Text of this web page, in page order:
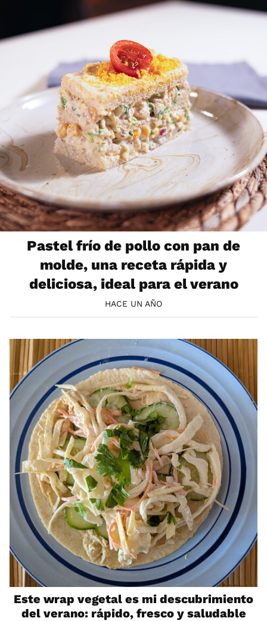
Pastel frío de pollo con pan de
molde, una receta rápida y
deliciosa, ideal para el verano
HACE UN AÑO
Este wrap vegetal es mi descubrimiento
del verano: rápido, fresco y saludable